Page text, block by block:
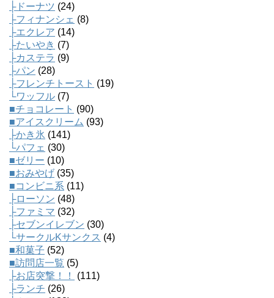
├ドーナツ (24)
├フィナンシェ (8)
├エクレア (14)
├たいやき (7)
├カステラ (9)
├パン (28)
├フレンチトースト (19)
└ワッフル (7)
■チョコレート (90)
■アイスクリーム (93)
├かき氷 (141)
└パフェ (30)
■ゼリー (10)
■おみやげ (35)
■コンビニ系 (11)
├ローソン (48)
├ファミマ (32)
├セブンイレブン (30)
└サークルKサンクス (4)
■和菓子 (52)
■訪問店一覧 (5)
├お店突撃！！
(111)
├ランチ (26)